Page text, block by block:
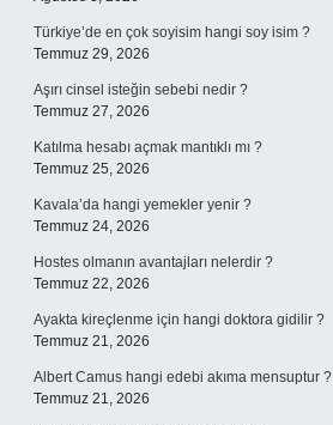
Türkiye’de en çok soyisim hangi soy isim ?
Temmuz 29, 2026
Aşırı cinsel isteğin sebebi nedir ?
Temmuz 27, 2026
Katılma hesabı açmak mantıklı mı ?
Temmuz 25, 2026
Kavala’da hangi yemekler yenir ?
Temmuz 24, 2026
Hostes olmanın avantajları nelerdir ?
Temmuz 22, 2026
Ayakta kireçlenme için hangi doktora gidilir ?
Temmuz 21, 2026
Albert Camus hangi edebi akıma mensuptur ?
Temmuz 21, 2026